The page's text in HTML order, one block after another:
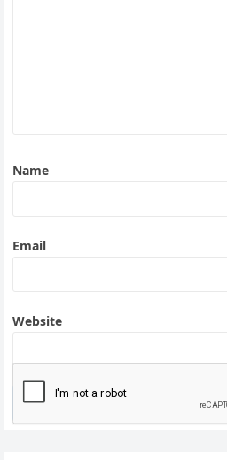
Name
Email
Website